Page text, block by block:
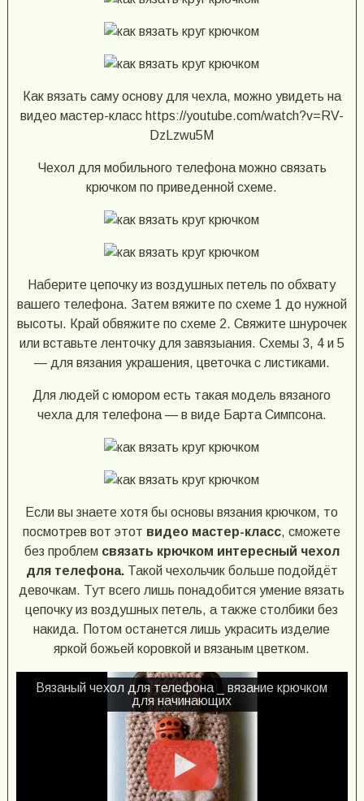
Как вязать саму основу для чехла, можно увидеть на
видео мастер-класс https://youtube.com/watch?v=RV-
DzLzwu5M
Чехол для мобильного телефона можно связать
крючком по приведенной схеме.
Наберите цепочку из воздушных петель по обхвату
вашего телефона. Затем вяжите по схеме 1 до нужной
высоты. Край обвяжите по схеме 2. Свяжите шнурочек
или вставьте ленточку для завязыания. Схемы 3, 4 и 5
— для вязания украшения, цветочка с листиками.
Для людей с юмором есть такая модель вязаного
чехла для телефона — в виде Барта Симпсона.
Если вы знаете хотя бы основы вязания крючком, то
посмотрев вот этот видео мастер-класс, сможете
без проблем связать крючком интересный чехол
для телефона.Такой чехольчик больше подойдёт
девочкам. Тут всего лишь понадобится умение вязать
цепочку из воздушных петель, а также столбики без
накида. Потом останется лишь украсить изделие
яркой божьей коровкой и вязаным цветком.
Вязаный чехол для телефона _ вязание крючком
для начинающих